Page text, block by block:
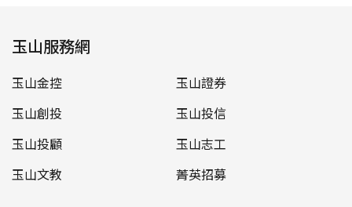
玉山服務網
玉山金控
玉山證券
玉山創投
玉山投信
玉山投顧
玉山志工
玉山文教
菁英招募